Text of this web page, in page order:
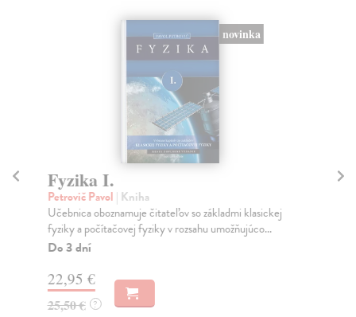
novinka
Fyzika I.
Petrovič Pavol | Kniha
Učebnica oboznamuje čitateľov so základmi klasickej
fyziky a počítačovej fyziky v rozsahu umožňujúco...
Do 3 dní
22,95 €
25,50 € ?